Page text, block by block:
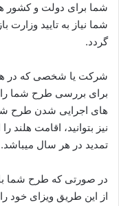
شما برای دولت و کشور
شما نیاز به تایید وزارت
گردد.
شرکت یا شخصی که در
برای بررسی طرح شما را
های اجرایی شدن طرح
تمدید در هر سال میباشد.
از این طریق ویزای خود را